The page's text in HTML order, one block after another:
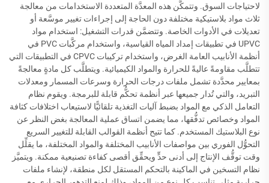
لاحتياجات السوق. وتتمكَّن هذه المعدَّة المتعددة الاستخدامات من معالجة
ثلاث مواد بلاستيكية مختلفة دون الحاجة إلى إجراءات تغيير موسَّعة أو
تعديلات في الأدوات الخاصة. وتتضمَّن قدرات التشغيل: استخدام مواد
UPVC في تطبيقات إمداد المياه القياسية، واستخدام مركَّبات PVC في
أنظمة الأنابيب العامة الغرض، واستخدام تركيبات CPVC في التطبيقات التي
تتطلَّب مقاومةً عاليةً للحرارة والمواد الكيميائية. ويتطلَّب كل مادةٍ معالجةً
بمعايير محدَّدة تشمل ملفات درجات الحرارة وسرعات المسمار ومعدلات
التبريد، والتي تُدار جميعها عبر أنظمة تحكُّم قابلة للبرمجة. ويقوم نظام
التعامل الذكي مع المواد بضبط آليات التغذية تلقائيًّا لاستيعاب اختلافات كثافة
المواد وخصائص تدفُّقها، مما يضمن اتساق عملية المعالجة بغض النظر عن
نوع البلاستيك المستخدم. كما تتيح أنظمة القوالب القابلة للتغيير السريع
التحوُّل الفوري بين مواصفات الأنابيب المختلفة والمواد المختلفة، ما يقلِّل
وقت توقُّف الإنتاج إلى أدنى حدٍّ ويحقِّق أقصى كفاءة تصنيعية ممكنة. ويتميَّز
نظام التسخين في الماكينة بالتحكم المستقل لكل منطقة، لإنشاء ملفات